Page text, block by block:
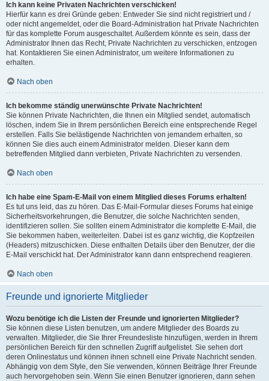
Ich kann keine Privaten Nachrichten verschicken!
Hierfür kann es drei Gründe geben: Entweder Sie sind nicht registriert und /
oder nicht angemeldet, oder die Board-Administration hat Private Nachrichten
für das komplette Forum ausgeschaltet. Außerdem könnte es sein, dass der
Administrator Ihnen das Recht, Private Nachrichten zu verschicken, entzogen
hat. Kontaktieren Sie einen Administrator, um weitere Informationen zu
erhalten.
Nach oben
Ich bekomme ständig unerwünschte Private Nachrichten!
Sie können Private Nachrichten, die Ihnen ein Mitglied sendet, automatisch
löschen, indem Sie in Ihrem persönlichen Bereich eine entsprechende Regel
erstellen. Falls Sie belästigende Nachrichten von jemandem erhalten, so
können Sie dies auch einem Administrator melden. Dieser kann dem
betreffenden Mitglied dann verbieten, Private Nachrichten zu versenden.
Nach oben
Ich habe eine Spam-E-Mail von einem Mitglied dieses Forums erhalten!
Es tut uns leid, das zu hören. Das E-Mail-Formular dieses Forums hat einige
Sicherheitsvorkehrungen, die Benutzer, die solche Nachrichten senden,
identifizieren sollen. Sie sollten einem Administrator die komplette E-Mail, die
Sie bekommen haben, weiterleiten. Dabei ist es ganz wichtig, die Kopfzeilen
(Headers) mitzuschicken. Diese enthalten Details über den Benutzer, der die
E-Mail verschickt hat. Der Administrator kann dann entsprechend reagieren.
Nach oben
Freunde und ignorierte Mitglieder
Wozu benötige ich die Listen der Freunde und ignorierten Mitglieder?
Sie können diese Listen benutzen, um andere Mitglieder des Boards zu
verwalten. Mitglieder, die Sie Ihrer Freundesliste hinzufügen, werden in Ihrem
persönlichen Bereich für den schnellen Zugriff aufgelistet. Sie sehen dort
deren Onlinestatus und können ihnen schnell eine Private Nachricht senden.
Abhängig von dem Style, den Sie verwenden, können Beiträge Ihrer Freunde
auch hervorgehoben sein. Wenn Sie einen Benutzer ignorieren, dann sehen